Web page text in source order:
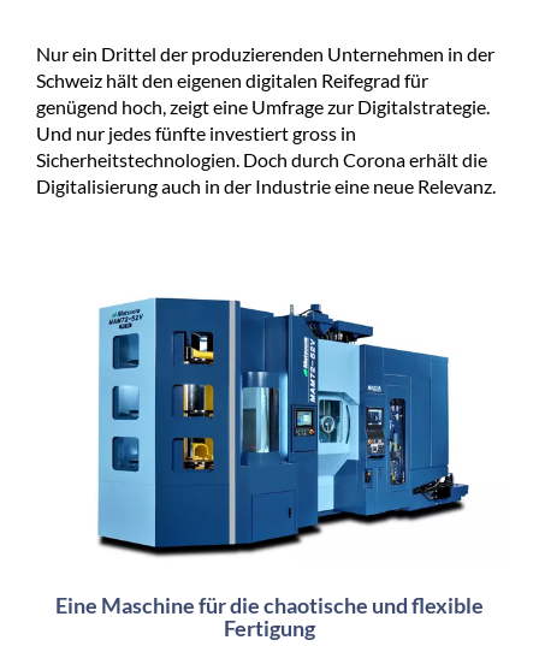
Nur ein Drittel der produzierenden Unternehmen in der
Schweiz hält den eigenen digitalen Reifegrad für
genügend hoch, zeigt eine Umfrage zur Digitalstrategie.
Und nur jedes fünfte investiert gross in
Sicherheitstechnologien. Doch durch Corona erhält die
Digitalisierung auch in der Industrie eine neue Relevanz.
Eine Maschine für die chaotische und flexible
Fertigung